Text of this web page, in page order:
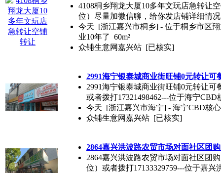
4108桐乡翔龙大厦10多年文玩店急转让
位）尽量加微信聊，给你发店铺详细情况
今天 [浙江嘉兴市桐乡] - 位于桐乡市区
业10年了 60m²
众铺生意网嘉兴站 [已核实]
2991海宁银泰城商业街旺铺0元转让可
2991海宁银泰城商业街旺铺0元转让可
或者拨打17321498462---位于海宁CBD
今天 [浙江嘉兴市海宁] - 海宁CBD核
众铺生意网嘉兴站 [已核实]
2864嘉兴洪波路农贸市场对面社区团
2864嘉兴洪波路农贸市场对面社区团
位）或者拨打17133329759---位于嘉兴